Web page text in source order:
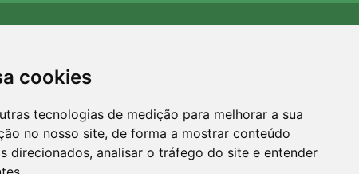
cookies
tecnologias de medição para melhorar a sua
no nosso site, de forma a mostrar conteúdo
direcionados, analisar o tráfego do site e entender
Para cada encomenda plantamos uma árvore! Leia mais
Sobre nós